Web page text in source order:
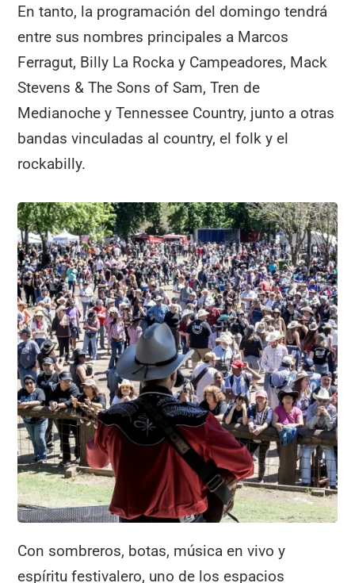
En tanto, la programación del domingo tendrá
entre sus nombres principales a Marcos
Ferragut, Billy La Rocka y Campeadores, Mack
Stevens & The Sons of Sam, Tren de
Medianoche y Tennessee Country, junto a otras
bandas vinculadas al country, el folk y el
rockabilly.
Con sombreros, botas, música en vivo y
espíritu festivalero, uno de los espacios